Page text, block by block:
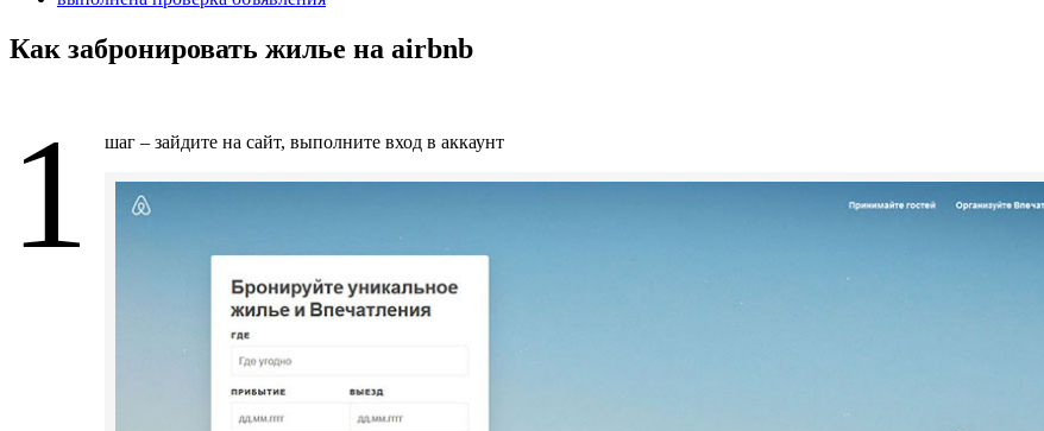
Как забронировать жилье на airbnb
1 шаг – зайдите на сайт, выполните вход в аккаунт